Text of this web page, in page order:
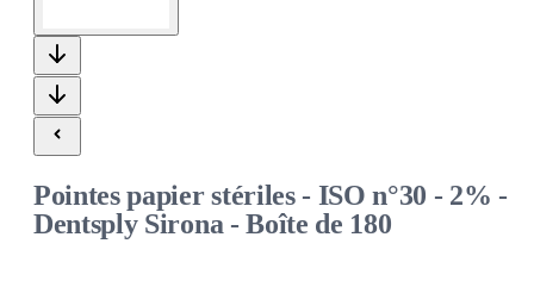
Pointes papier stériles - ISO n°30 - 2% -
Dentsply Sirona - Boîte de 180